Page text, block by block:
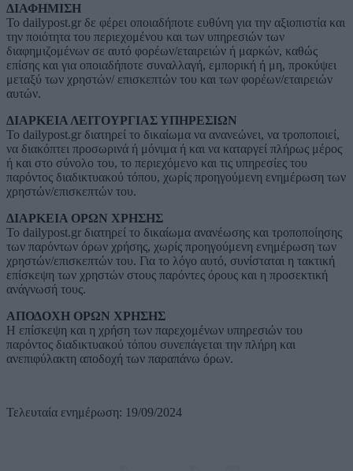
ΔΙΑΦΗΜΙΣΗ
To dailypost.gr δε φέρει οποιαδήποτε ευθύνη για την αξιοπιστία και
την ποιότητα του περιεχομένου και των υπηρεσιών των
διαφημιζομένων σε αυτό φορέων/εταιρειών ή μαρκών, καθώς
επίσης και για οποιαδήποτε συναλλαγή, εμπορική ή μη, προκύψει
μεταξύ των χρηστών/ επισκεπτών του και των φορέων/εταιρειών
αυτών.
ΔΙΑΡΚΕΙΑ ΛΕΙΤΟΥΡΓΙΑΣ ΥΠΗΡΕΣΙΩΝ
Το dailypost.gr διατηρεί το δικαίωμα να ανανεώνει, να τροποποιεί,
να διακόπτει προσωρινά ή μόνιμα ή και να καταργεί πλήρως μέρος
ή και στο σύνολο του, το περιεχόμενο και τις υπηρεσίες του
παρόντος διαδικτυακού τόπου, χωρίς προηγούμενη ενημέρωση των
χρηστών/επισκεπτών του.
ΔΙΑΡΚΕΙΑ ΟΡΩΝ ΧΡΗΣΗΣ
Το dailypost.gr διατηρεί το δικαίωμα ανανέωσης και τροποποίησης
των παρόντων όρων χρήσης, χωρίς προηγούμενη ενημέρωση των
χρηστών/επισκεπτών του. Για το λόγο αυτό, συνίσταται η τακτική
επίσκεψη των χρηστών στους παρόντες όρους και η προσεκτική
ανάγνωσή τους.
ΑΠΟΔΟΧΗ ΟΡΩΝ ΧΡΗΣΗΣ
Η επίσκεψη και η χρήση των παρεχομένων υπηρεσιών του
παρόντος διαδικτυακού τόπου συνεπάγεται την πλήρη και
ανεπιφύλακτη αποδοχή των παραπάνω όρων.
Τελευταία ενημέρωση: 19/09/2024